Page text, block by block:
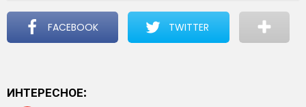
FACEBOOK TWITTER
ИНТЕРЕСНОЕ: